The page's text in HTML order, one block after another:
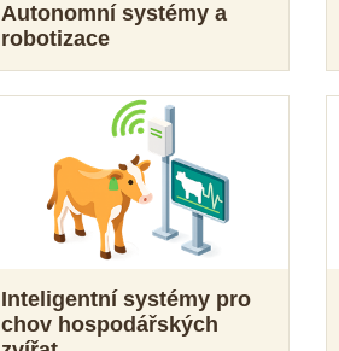
Autonomní systémy a
robotizace
Inteligentní systémy pro
chov hospodářských